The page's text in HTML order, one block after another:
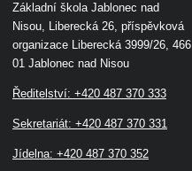
Základní škola Jablonec nad
Nisou, Liberecká 26, příspěvková
organizace Liberecká 3999/26, 466
01 Jablonec nad Nisou
Ředitelství: +420 487 370 333
Sekretariát: +420 487 370 331
Jídelna: +420 487 370 352